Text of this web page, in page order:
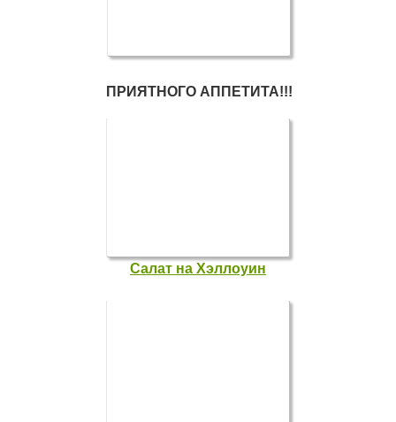
ПРИЯТНОГО АППЕТИТА!!!
Салат на Хэллоуин